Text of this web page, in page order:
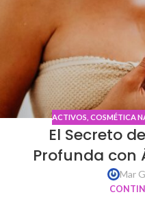
ACTIVOS COSMÉTICA
El Secreto
Profunda con
Mar